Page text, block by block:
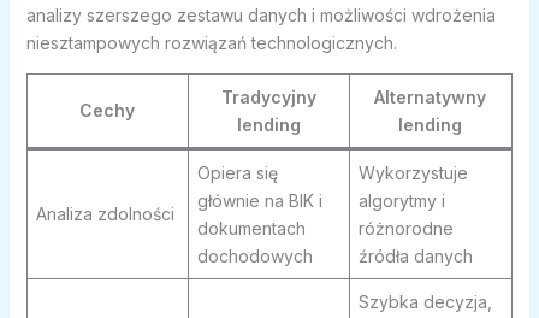
analizy szerszego zestawu danych i możliwości wdrożenia
niesztampowych rozwiązań technologicznych.
Cechy
Tradycyjny
lending
Alternatywny
lending
Analiza zdolności
Opiera się
głównie na BIK i
dokumentach
dochodowych
Wykorzystuje
algorytmy i
różnorodne
źródła danych
Szybka decyzja,